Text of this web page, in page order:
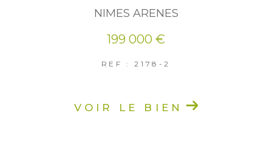
NIMES ARENES
199 000 €
REF : 2178-2
VOIR LE BIEN